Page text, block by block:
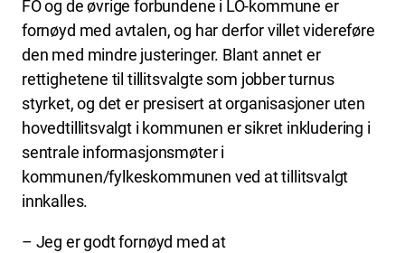
FO og de øvrige forbundene i LO-kommune er
fornøyd med avtalen, og har derfor villet videreføre
den med mindre justeringer. Blant annet er
rettighetene til tillitsvalgte som jobber turnus
styrket, og det er presisert at organisasjoner uten
hovedtillitsvalgt i kommunen er sikret inkludering i
sentrale informasjonsmøter i
kommunen/fylkeskommunen ved at tillitsvalgt
innkalles.
– Jeg er godt fornøyd med at